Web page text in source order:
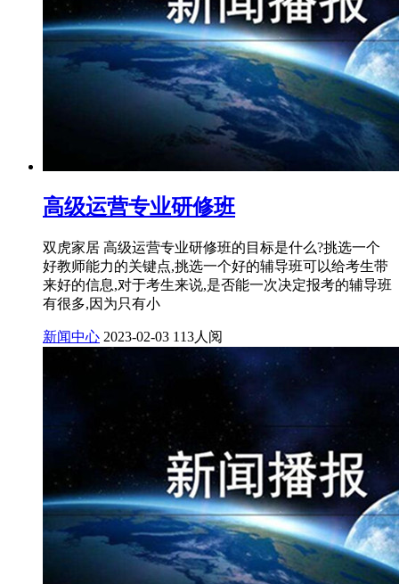
高级运营专业研修班
双虎家居 高级运营专业研修班的目标是什么?挑选一个
好教师能力的关键点,挑选一个好的辅导班可以给考生带
来好的信息,对于考生来说,是否能一次决定报考的辅导班
有很多,因为只有小
新闻中心 2023-02-03 113人阅